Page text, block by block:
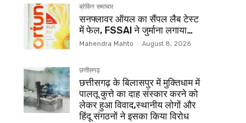
ब्रेकिंग समाचार
सनफ्लावर ऑयल का सैंपल लैब टेस्ट
में फेल, FSSAI ने जुर्माना लगाया…
Mahendra Mahto - August 8, 2026
छत्तीसगढ़
छत्तीसगढ़ के बिलासपुर में मुक्तिधाम में
पालतू कुत्ते का दाह संस्कार करने को
लेकर हुआ विवाद,स्थानीय लोगों और
हिंदू संगठनों ने इसका किया विरोध